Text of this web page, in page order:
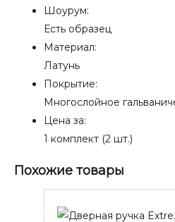
Шоурум:
Есть образец
Материал:
Латунь
Покрытие:
Многослойное
Цена за:
1 комплект (2 шт.)
Похожие товары